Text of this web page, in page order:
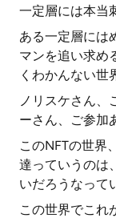
一定層には本当
ある一定層には
マンを追い求め
くわかんない世
ノリスケさん、
ーさん、ご参加
このNFTの世界
達っていうのは
いだろうなって
この世界でこれ